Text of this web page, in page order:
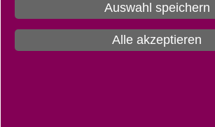
Auswahl speichern
Alle akzeptieren